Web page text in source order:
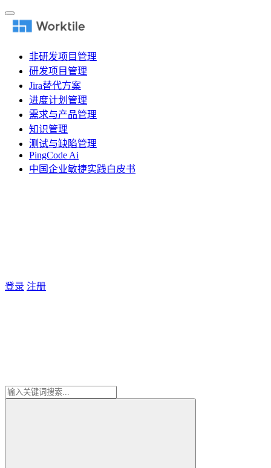
非研发项目管理
研发项目管理
Jira替代方案
进度计划管理
需求与产品管理
知识管理
测试与缺陷管理
PingCode Ai
中国企业敏捷实践白皮书
登录 注册